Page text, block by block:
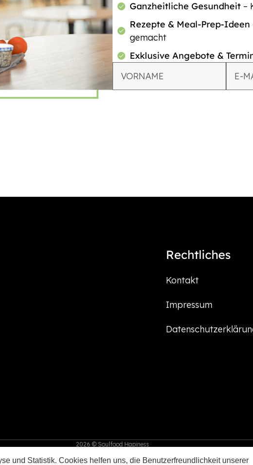
und Statistik. Cookies helfen uns, die Benutzerfreundlichkeit unserer
Ganzheitliche Gesundheit –
Rezepte & Meal-Prep-Ideen
gemacht
Exklusive Angebote &
Rechtliches
Kontakt
Impressum
2026 © Soulfood Hapiness